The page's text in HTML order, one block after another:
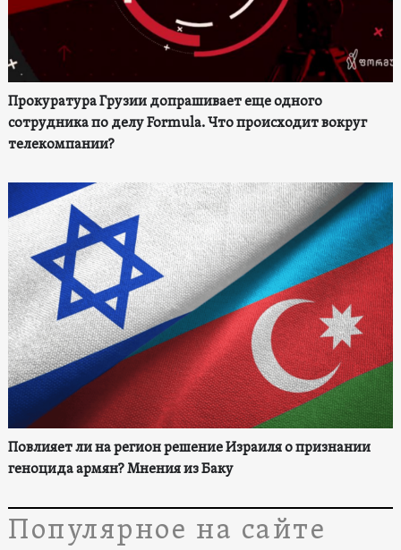
Прокуратура Грузии допрашивает еще одного
сотрудника по делу Formula. Что происходит вокруг
телекомпании?
Повлияет ли на регион решение Израиля о признании
геноцида армян? Мнения из Баку
Популярное на сайте